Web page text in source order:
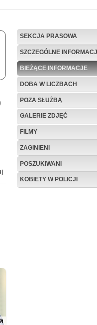
SEKCJA PRASOWA
SZCZEGÓLNE
BIEŻĄCE INFORMACJE
DOBA W LICZBACH
POZA SŁUŻBĄ
GALERIE ZDJĘĆ
FILMY
ZAGINIENI
POSZUKIWANI
KOBIETY W POLICJI